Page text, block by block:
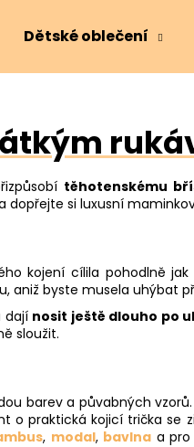
Dětské oblečení
těhotenskému
si luxusní
kojení cílila pohodlně
aniž byste musela uhýbat
dají nosit ještě dlouho po
sloužit.
barev a půvabných
praktická kojicí trička se
, modal, bavlna a